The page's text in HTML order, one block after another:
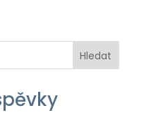
Hledat